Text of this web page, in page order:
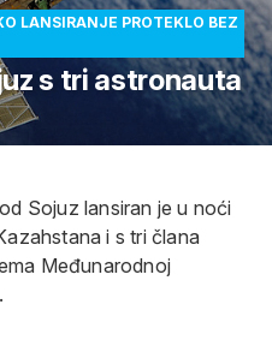
LANSIRANJE PROTEKLO BEZ
s tri astronauta
Sojuz lansiran je u noći
i s tri člana
Međunarodnoj